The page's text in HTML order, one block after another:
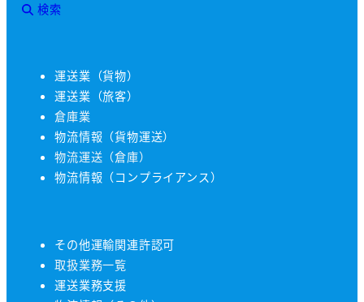
検索
運送業（貨物）
運送業（旅客）
倉庫業
物流情報（貨物運送）
物流運送（倉庫）
物流情報（コンプライアンス）
その他運輸関連許認可
取扱業務一覧
運送業務支援